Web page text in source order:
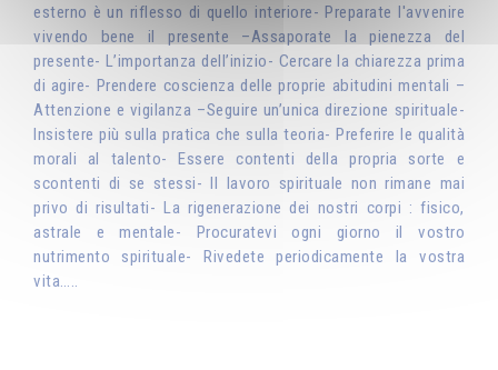
esterno è un riflesso di quello interiore- Preparate l'avvenire
vivendo bene il presente –Assaporate la pienezza del
presente- L’importanza dell’inizio- Cercare la chiarezza prima
di agire- Prendere coscienza delle proprie abitudini mentali –
Attenzione e vigilanza –Seguire un’unica direzione spirituale-
Insistere più sulla pratica che sulla teoria- Preferire le qualità
morali al talento- Essere contenti della propria sorte e
scontenti di se stessi- Il lavoro spirituale non rimane mai
privo di risultati- La rigenerazione dei nostri corpi : fisico,
astrale e mentale- Procuratevi ogni giorno il vostro
nutrimento spirituale- Rivedete periodicamente la vostra
vita…..